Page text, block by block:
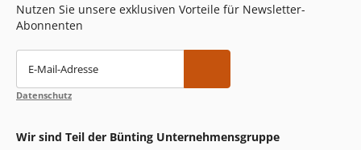
Nutzen Sie unsere exklusiven Vorteile für Newsletter-
Abonnenten
E-Mail-Adresse
Datenschutz
Wir sind Teil der Bünting Unternehmensgruppe